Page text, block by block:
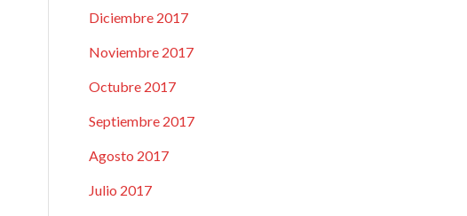
Diciembre 2017
Noviembre 2017
Octubre 2017
Septiembre 2017
Agosto 2017
Julio 2017